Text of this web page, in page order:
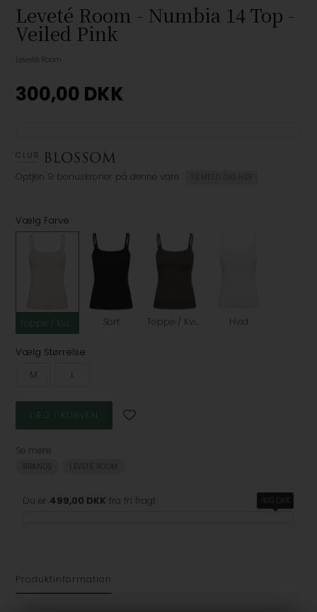
Leveté Room - Numbia 14 Top -
Veiled Pink
Leveté Room
300,00 DKK
Optjen 9 bonuskroner på denne vare TILMELD DIG HER
Vælg Farve
Sort Toppe / Kvinde / Brun Hvid
Vælg Størrelse
M
L
Se mere
BRANDS LEVETÉ ROOM
Du er 499,00 DKK fra fri fragt 499 DKK
Produktinformation